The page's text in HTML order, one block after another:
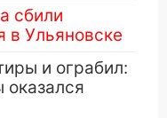
сбили
в Ульяновске
и ограбил: